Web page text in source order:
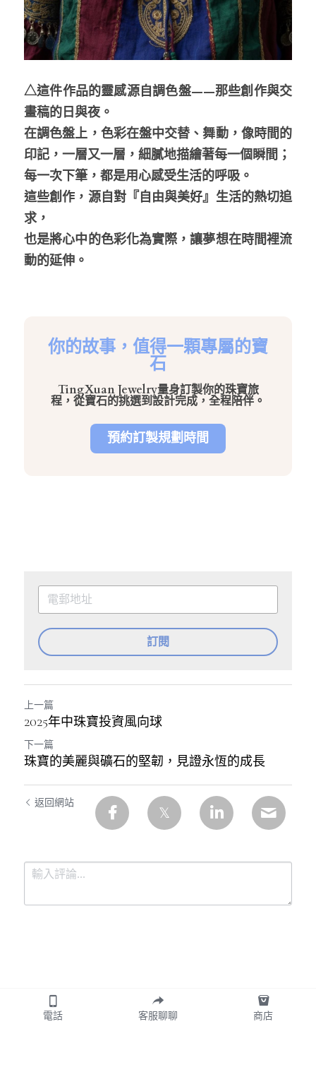
△這件作品的靈感源自調色盤——那些創作與交
畫稿的日與夜。
在調色盤上，色彩在盤中交替、舞動，像時間的
印記，一層又一層，細膩地描繪著每一個瞬間；
每一次下筆，都是用心感受生活的呼吸。
這些創作，源自對『自由與美好』生活的熱切追
求，
也是將心中的色彩化為實際，讓夢想在時間裡流
動的延伸。
你的故事，值得一顆專屬的寶
石
TingXuan Jewelry量身訂製你的珠寶旅
程，從寶石的挑選到設計完成，全程陪伴。
預約訂製規劃時間
訂閱
上一篇
2025年中珠寶投資風向球
下一篇
珠寶的美麗與礦石的堅韌，見證永恆的成長
返回網站
提交
電話 客服聊聊 商店